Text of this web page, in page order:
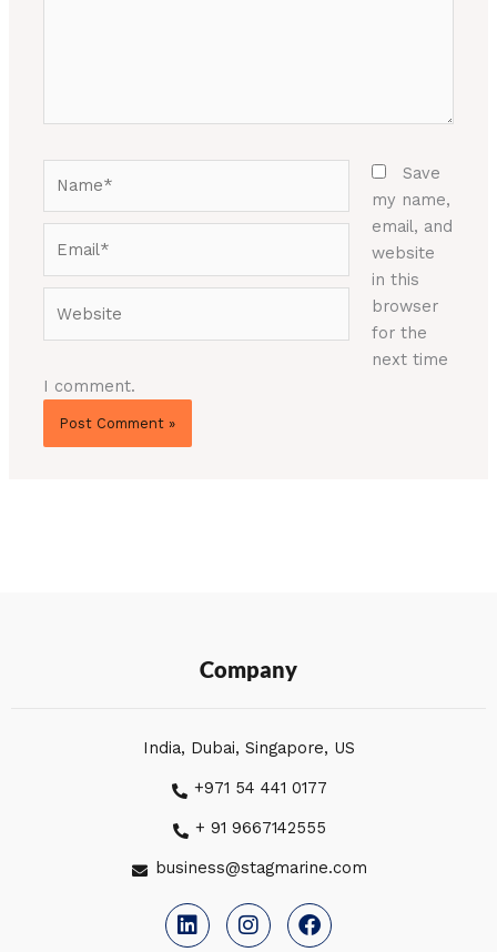
Save
my name,
email, and
website
in this
browser
for the
next time
I comment.
Company
India, Dubai, Singapore, US
+971 54 441 0177
+ 91 9667142555
business@stagmarine.com
i
n
n
s
a
c